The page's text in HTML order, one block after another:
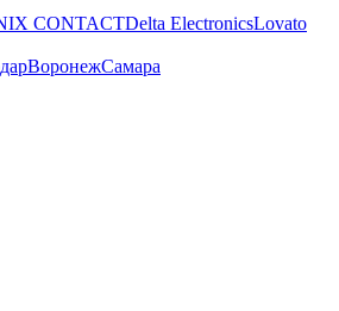
CONTACTDelta ElectronicsLovato
ВоронежСамара